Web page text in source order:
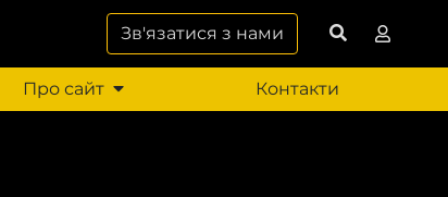
Зв'язатися з нами
Про сайт Контакти